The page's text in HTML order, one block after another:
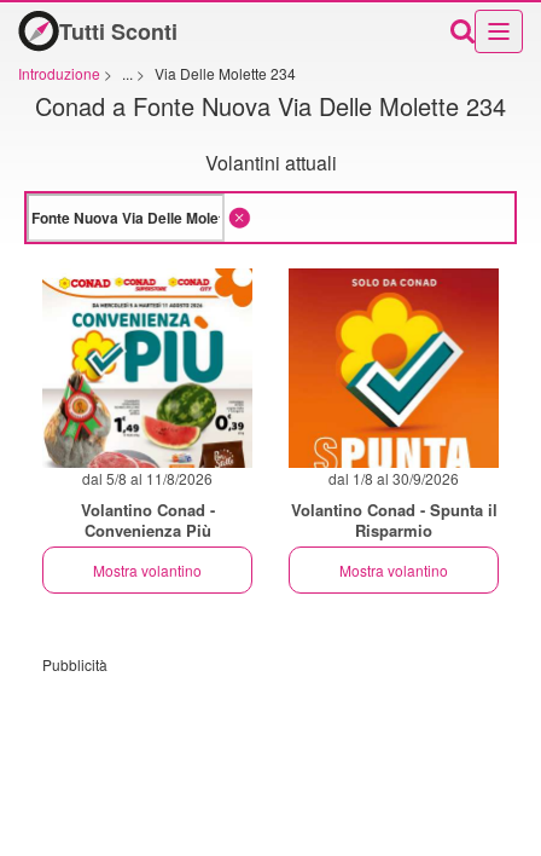
Tutti Sconti
Introduzione > ... > Via Delle Molette 234
Conad a Fonte Nuova Via Delle Molette 234
Volantini attuali
dal 5/8 al 11/8/2026
Volantino Conad -
Convenienza Più
Mostra volantino
dal 1/8 al 30/9/2026
Volantino Conad - Spunta il
Risparmio
Mostra volantino
Pubblicità